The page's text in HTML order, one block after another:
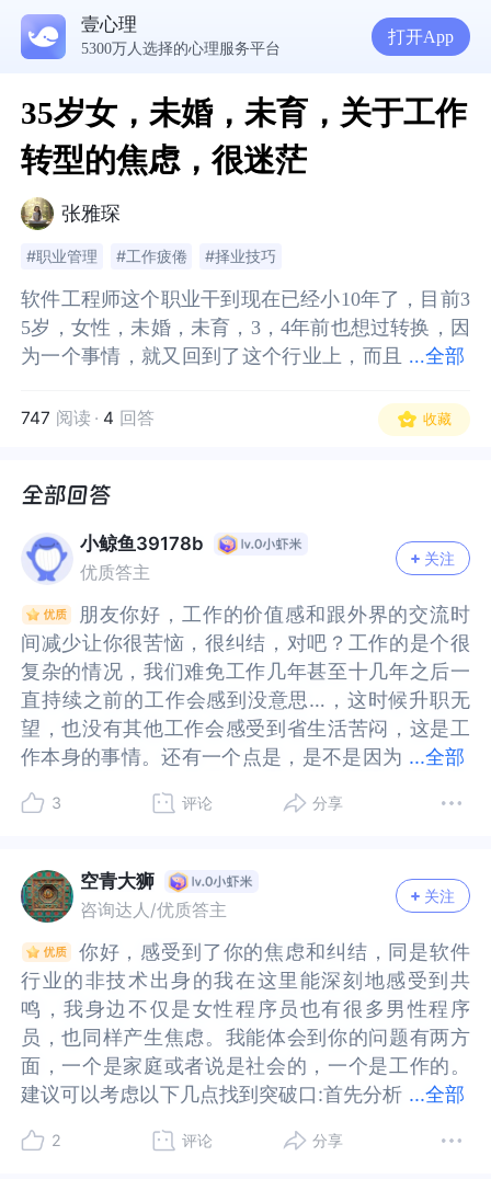
壹心理
5300万人选择的心理服务平台
打开App
35岁女，未婚，未育，关于工作
转型的焦虑，很迷茫
张雅琛
#职业管理 #工作疲倦 #择业技巧
...全部
软件工程师这个职业干到现在已经小10年了，目前3
5岁，女性，未婚，未育，3，4年前也想过转换，因
为一个事情，就又回到了这个行业上，而且
后期因为其他人的其他原因也没有办法完结，交
付，目前部门也没有其他项目，主要是部门人手也
价值感。面对年龄和转行的迷茫就很焦虑，不知道
有那么大强迫症了，后来转回技术，就开始变的苛
刻，现在社交也少了，越来越自我封闭。也不知道
后面的路会怎样。很迷茫~
软件工程师这个职业干到现在已经小10年了，目前3
5岁，女性，未婚，未育，3，4年前也想过转换，因
为一个事情，就又回到了这个行业上，而且在北
因为其他人的其他原因也没有办法完结，交付，目
前部门也没有其他项目，主要是部门人手也不够，
感。面对年龄和转行的迷茫就很焦虑，不知道怎么
么大强迫症了，后来转回技术，就开始变的苛刻，
现在社交也少了，越来越自我封闭。也不知道后面
的路会怎样。很迷茫~
747 阅读 · 4 回答 收藏
小鲸鱼39178b
优质答主
关注
...全部
朋友你好，工作的价值感和跟外界的交流时
间减少让你很苦恼，很纠结，对吧？工作的是个很
复杂的情况，我们难免工作几年甚至十几年之后一
直持续之前的工作会感到没意思…，这时候升职无
望，也没有其他工作会感受到省生活苦闷，这是工
作本身的事情。还有一个点是，是不是因为
有的精力都在工作上，而工作又不是那么需要付出
立自己在生活中的关系网，获得快乐…而工作这
边，确实因为工作本身没有意思，也可以看下其他
机会，但是，避免会陷入循环…
间减少让你很苦恼，很纠结，对吧？工作的是个很
复杂的情况，我们难免工作几年甚至十几年之后一
直持续之前的工作会感到没意思…，这时候升职无
望，也没有其他工作会感受到省生活苦闷，这是工
作本身的事情。还有一个点是，是不是因为对工作
力都在工作上，而工作又不是那么需要付出努力…
己在生活中的关系网，获得快乐…而工作这边，确
实因为工作本身没有意思，也可以看下其他机会，
但是，避免会陷入循环…
3 评论 分享
空青大狮
咨询达人/优质答主
关注
...全部
你好，感受到了你的焦虑和纠结，同是软件
行业的非技术出身的我在这里能深刻地感受到共
鸣，我身边不仅是女性程序员也有很多男性程序
员，也同样产生焦虑。我能体会到你的问题有两方
面，一个是家庭或者说是社会的，一个是工作的。
建议可以考虑以下几点找到突破口:首先分析
调用，容易产生"高开低走"的失落感。第二就是社
行业的非技术出身的我在这里能深刻地感受到共
鸣，我身边不仅是女性程序员也有很多男性程序
员，也同样产生焦虑。我能体会到你的问题有两方
面，一个是家庭或者说是社会的，一个是工作的。
建议可以考虑以下几点找到突破口:首先分析一下目
容易产生"高开低走"的失落感。第二就是社会给女
2 评论 分享